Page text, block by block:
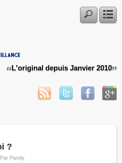
L'original depuis Janvier 2010
?
Par Pandy